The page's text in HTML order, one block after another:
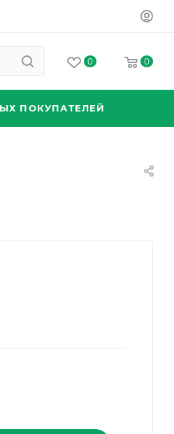
0 0
ПОКУПАТЕЛЕЙ